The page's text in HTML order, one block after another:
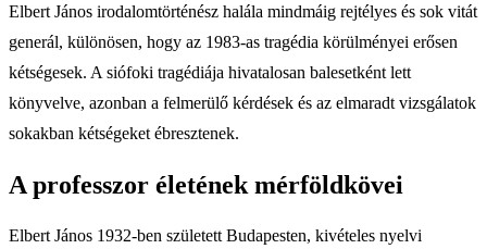
Elbert János irodalomtörténész halála mindmáig rejtélyes és sok vitát
generál, különösen, hogy az 1983-as tragédia körülményei erősen
kétségesek. A siófoki tragédiája hivatalosan balesetként lett
könyvelve, azonban a felmerülő kérdések és az elmaradt vizsgálatok
sokakban kétségeket ébresztenek.
A professzor életének mérföldkövei
Elbert János 1932-ben született Budapesten, kivételes nyelvi